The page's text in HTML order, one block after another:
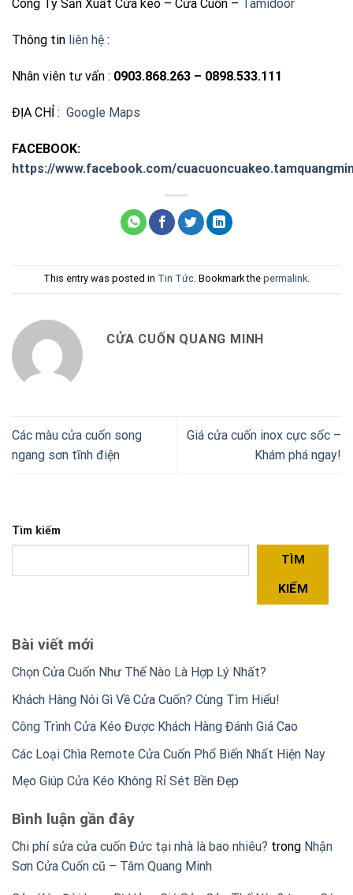
Công Ty Sản Xuất Cửa kéo – Cửa Cuốn – Tamidoor
Thông tin liên hệ :
Nhân viên tư vấn : 0903.868.263 – 0898.533.111
ĐỊA CHỈ : Google Maps
FACEBOOK:
https://www.facebook.com/
This entry was posted in Tin Tức. Bookmark the permalink.
CỬA CUỐN QUANG MINH
Các màu cửa cuốn song
ngang sơn tĩnh điện
Giá cửa cuốn inox cực sốc –
Khám phá ngay!
Tìm kiếm
TÌM
KIẾM
Bài viết mới
Chọn Cửa Cuốn Như Thế Nào Là Hợp Lý Nhất?
Khách Hàng Nói Gì Về Cửa Cuốn? Cùng Tìm Hiểu!
Công Trình Cửa Kéo Được Khách Hàng Đánh Giá Cao
Các Loại Chìa Remote Cửa Cuốn Phổ Biến Nhất Hiện Nay
Mẹo Giúp Cửa Kéo Không Rỉ Sét Bền Đẹp
Bình luận gần đây
Chi phí sửa cửa cuốn Đức tại nhà là bao nhiêu? trong Nhận
Sơn Cửa Cuốn cũ – Tâm Quang Minh